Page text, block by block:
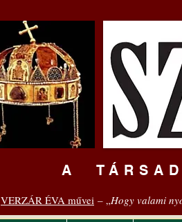
A
VERZÁR ÉVA művei – „Hogy valami